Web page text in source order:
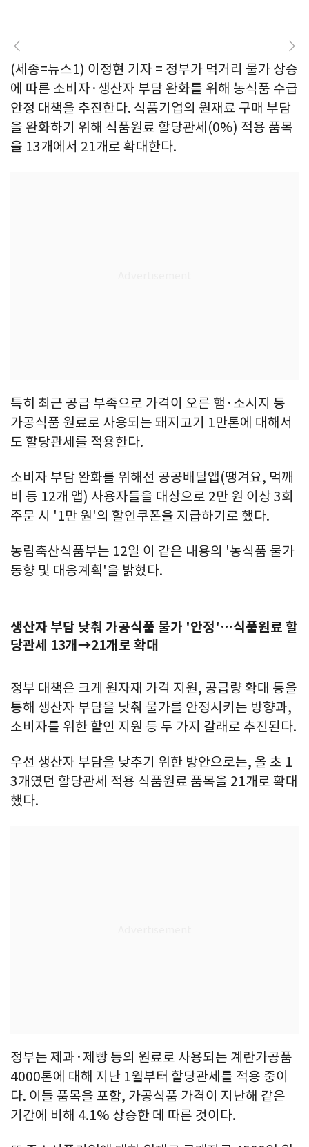
(세종=뉴스1) 이정현 기자 = 정부가 먹거리 물가 상승
에 따른 소비자·생산자 부담 완화를 위해 농식품 수급
안정 대책을 추진한다. 식품기업의 원재료 구매 부담
을 완화하기 위해 식품원료 할당관세(0%) 적용 품목
을 13개에서 21개로 확대한다.
특히 최근 공급 부족으로 가격이 오른 햄·소시지 등
가공식품 원료로 사용되는 돼지고기 1만톤에 대해서
도 할당관세를 적용한다.
소비자 부담 완화를 위해선 공공배달앱(땡겨요, 먹깨
비 등 12개 앱) 사용자들을 대상으로 2만 원 이상 3회
주문 시 '1만 원'의 할인쿠폰을 지급하기로 했다.
농림축산식품부는 12일 이 같은 내용의 '농식품 물가
동향 및 대응계획'을 밝혔다.
생산자 부담 낮춰 가공식품 물가 '안정'…식품원료 할
당관세 13개→21개로 확대
정부 대책은 크게 원자재 가격 지원, 공급량 확대 등을
통해 생산자 부담을 낮춰 물가를 안정시키는 방향과,
소비자를 위한 할인 지원 등 두 가지 갈래로 추진된다.
우선 생산자 부담을 낮추기 위한 방안으로는, 올 초 1
3개였던 할당관세 적용 식품원료 품목을 21개로 확대
했다.
정부는 제과·제빵 등의 원료로 사용되는 계란가공품
4000톤에 대해 지난 1월부터 할당관세를 적용 중이
다. 이들 품목을 포함, 가공식품 가격이 지난해 같은
기간에 비해 4.1% 상승한 데 따른 것이다.